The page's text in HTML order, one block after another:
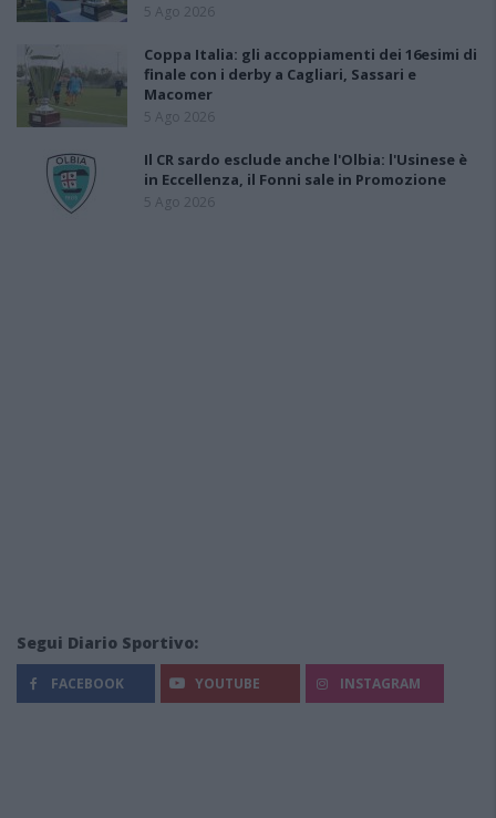
5 Ago 2026
Coppa Italia: gli accoppiamenti dei 16esimi di
finale con i derby a Cagliari, Sassari e
Macomer
5 Ago 2026
Il CR sardo esclude anche l'Olbia: l'Usinese è
in Eccellenza, il Fonni sale in Promozione
5 Ago 2026
Segui Diario Sportivo:
FACEBOOK YOUTUBE INSTAGRAM